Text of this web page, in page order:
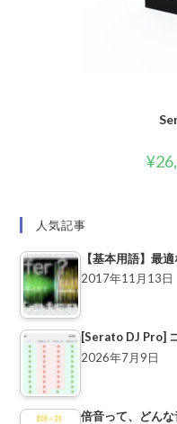
¥
人気記事
【基本用語】最
2017年11月13日
[Serato DJ Pro]
2026年7月9日
倍音って、どんな